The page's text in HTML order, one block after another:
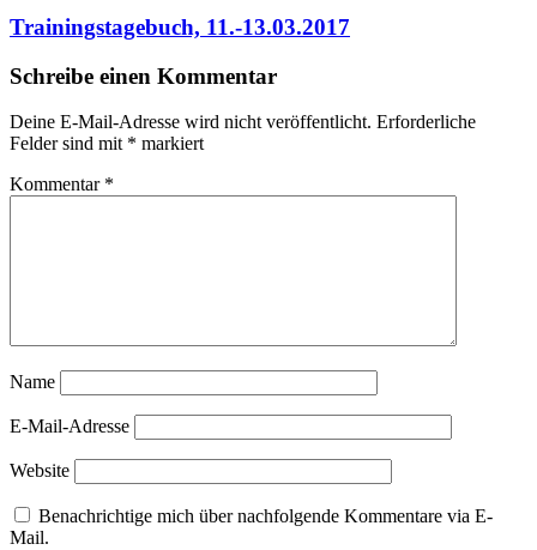
Trainingstagebuch, 11.-13.03.2017
Schreibe einen Kommentar
Deine E-Mail-Adresse wird nicht veröffentlicht. Erforderliche
Felder sind mit * markiert
Kommentar *
Name
E-Mail-Adresse
Website
Benachrichtige mich über nachfolgende Kommentare via E-
Mail.